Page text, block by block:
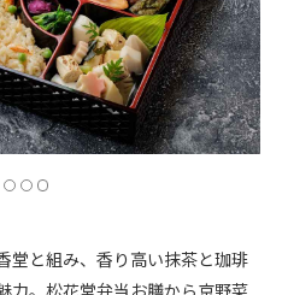
堂と組み、香り高い抹茶と珈琲
力。松花堂弁当お膳から京野菜